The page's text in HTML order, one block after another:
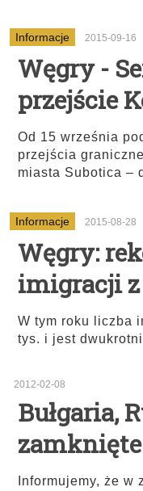
Informacje 2015-09-16
Węgry -
przejście
Od 15 września
przejścia
miasta Subotica –
Informacje 2015-08-28
Węgry:
imigracji
W tym roku liczba
tys. i jest
2012-02-08
Bułgaria,
Informujemy, że w